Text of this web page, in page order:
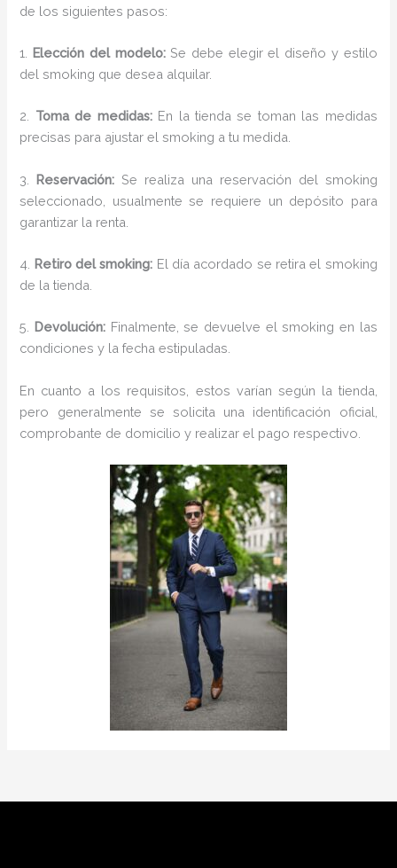
de los siguientes pasos:
1. Elección del modelo:Se debe elegir el diseño y estilo
del smoking que desea alquilar.
2. Toma de medidas:En la tienda se toman las medidas
precisas para ajustar el smoking a tu medida.
3. Reservación: Se realiza una reservación del smoking
seleccionado, usualmente se requiere un depósito para
garantizar la renta.
4. Retiro del smoking: El día acordado se retira el smoking
de la tienda.
5. Devolución: Finalmente, se devuelve el smoking en las
condiciones y la fecha estipuladas.
En cuanto a los requisitos, estos varían según la tienda,
pero generalmente se solicita una identificación oficial,
comprobante de domicilio y realizar el pago respectivo.